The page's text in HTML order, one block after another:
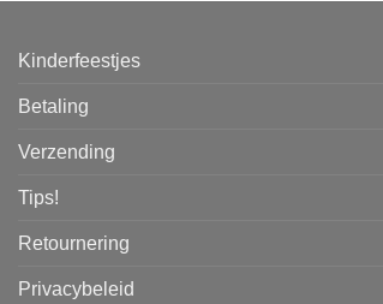
Kinderfeestjes
Betaling
Verzending
Tips!
Retournering
Privacybeleid